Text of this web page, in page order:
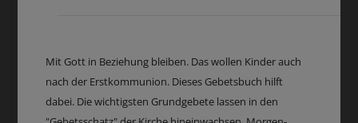
Mit Gott in Beziehung bleiben. Das wollen Kinder auch
nach der Erstkommunion. Dieses Gebetsbuch hilft
dabei. Die wichtigsten Grundgebete lassen in den